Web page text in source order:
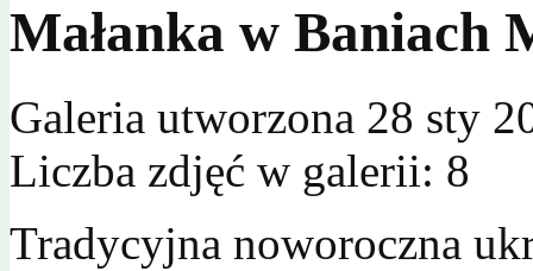
Małanka w Baniach
Galeria utworzona 28 sty
Liczba zdjęć w galerii: 8
Tradycyjna noworoczna